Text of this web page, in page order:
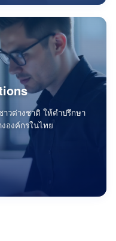
วต่างชาติ ให้คำปรึกษา
องค์กรในไทย